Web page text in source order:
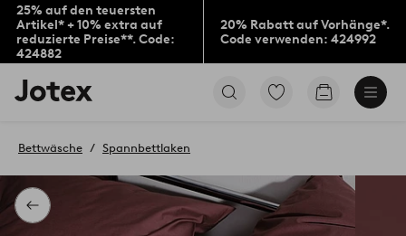
25% auf den teuersten
Artikel* + 10% extra auf
reduzierte Preise**. Code:
424882
20% Rabatt auf Vorhänge*.
Code verwenden: 424992
Jotex-
Logo
Startseite
Zu
Produkten
gehen
Zum
Zurück
Bettwäsche Spannbettlaken